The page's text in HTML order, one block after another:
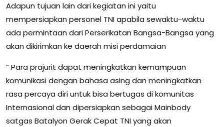
Adapun tujuan lain dari kegiatan ini yaitu
mempersiapkan personel TNI apabila sewaktu-waktu
ada permintaan dari Perserikatan Bangsa-Bangsa yang
akan dikirimkan ke daerah misi perdamaian
“ Para prajurit dapat meningkatkan kemampuan
komunikasi dengan bahasa asing dan meningkatkan
rasa percaya diri untuk bisa bertugas di komunitas
Internasional dan dipersiapkan sebagai Mainbody
satgas Batalyon Gerak Cepat TNI yang akan